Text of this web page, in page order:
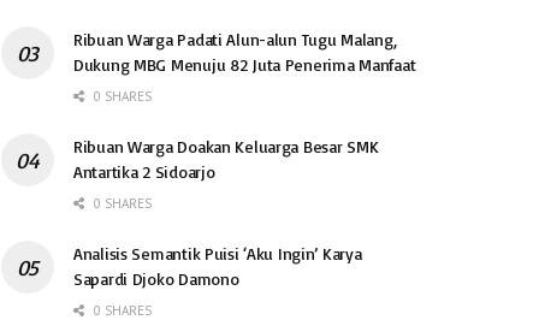
Ribuan Warga Padati Alun-alun Tugu Malang,
Dukung MBG Menuju 82 Juta Penerima Manfaat
0 SHARES
Ribuan Warga Doakan Keluarga Besar SMK
Antartika 2 Sidoarjo
0 SHARES
Analisis Semantik Puisi ‘Aku Ingin’ Karya
Sapardi Djoko Damono
0 SHARES